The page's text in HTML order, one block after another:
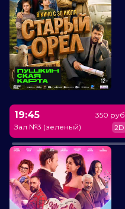
19:45
Зал №3 (зеленый)
350 руб.
2D